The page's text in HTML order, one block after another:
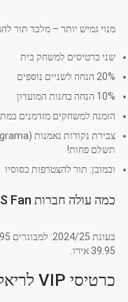
מנוי גמיש יותר – מלבד תור
שני כרטיסים למשחק בית
20% הנחה לשניים נוספים
10% הנחה בחנות המועדון
הזמנה למשחקים מזדמנים
תשלם פחות!
וכמובן: תור להצטרפות כסוסיו
כמה עולה חברות RS Fan?
39.95 אירו.
כרטיסי VIP לריאל סוסיאדד